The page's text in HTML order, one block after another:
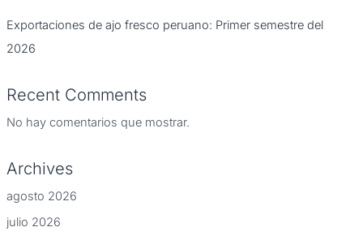
Exportaciones de ajo fresco peruano: Primer semestre del
2026
Recent Comments
No hay comentarios que mostrar.
Archives
agosto 2026
julio 2026